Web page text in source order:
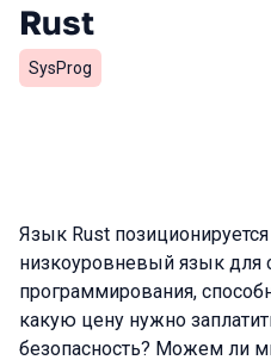
Rust
SysProg
Язык Rust
низкоуровневый язык для
программирования,
какую цену нужно
безопасность? Можем ли